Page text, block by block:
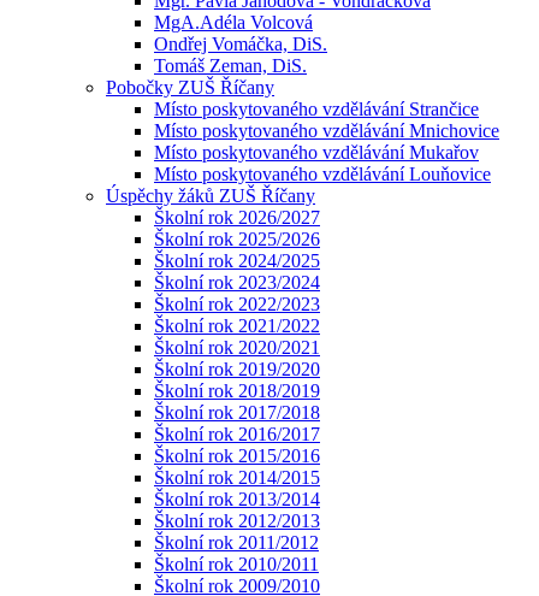
MgA.Adéla Volcová
Ondřej Vomáčka, DiS.
Tomáš Zeman, DiS.
Pobočky ZUŠ Říčany
Místo poskytovaného vzdělávání Strančice
Místo poskytovaného vzdělávání Mnichovice
Místo poskytovaného vzdělávání Mukařov
Místo poskytovaného vzdělávání Louňovice
Úspěchy žáků ZUŠ Říčany
Školní rok 2026/2027
Školní rok 2025/2026
Školní rok 2024/2025
Školní rok 2023/2024
Školní rok 2022/2023
Školní rok 2021/2022
Školní rok 2020/2021
Školní rok 2019/2020
Školní rok 2018/2019
Školní rok 2017/2018
Školní rok 2016/2017
Školní rok 2015/2016
Školní rok 2014/2015
Školní rok 2013/2014
Školní rok 2012/2013
Školní rok 2011/2012
Školní rok 2010/2011
Školní rok 2009/2010